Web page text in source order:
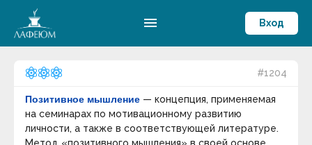
menu Вход
#1204
Позитивное мышление — концепция, применяемая
на семинарах по мотивационному развитию
личности, а также в соответствующей литературе.